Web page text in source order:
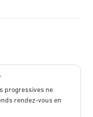
progressives ne
rendez-vous en